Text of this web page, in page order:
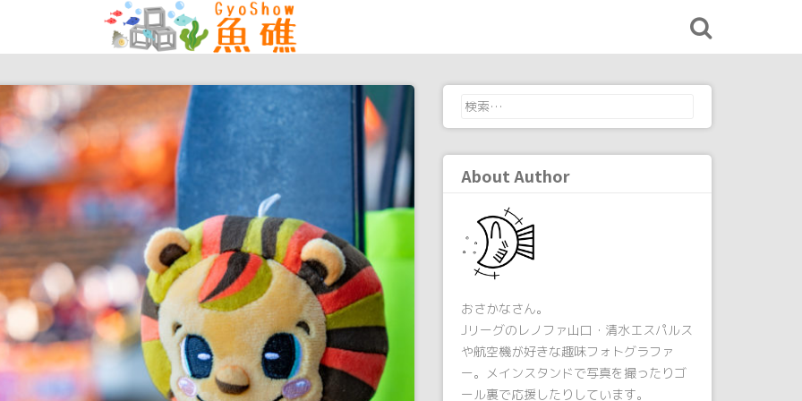
検
About Author
おさかなさん。
Jリーグのレノファ山口・清水エスパルス
や航空機が好きな趣味フォトグラファ
ー。メインスタンドで写真を撮ったりゴ
ール裏で応援したりしています。